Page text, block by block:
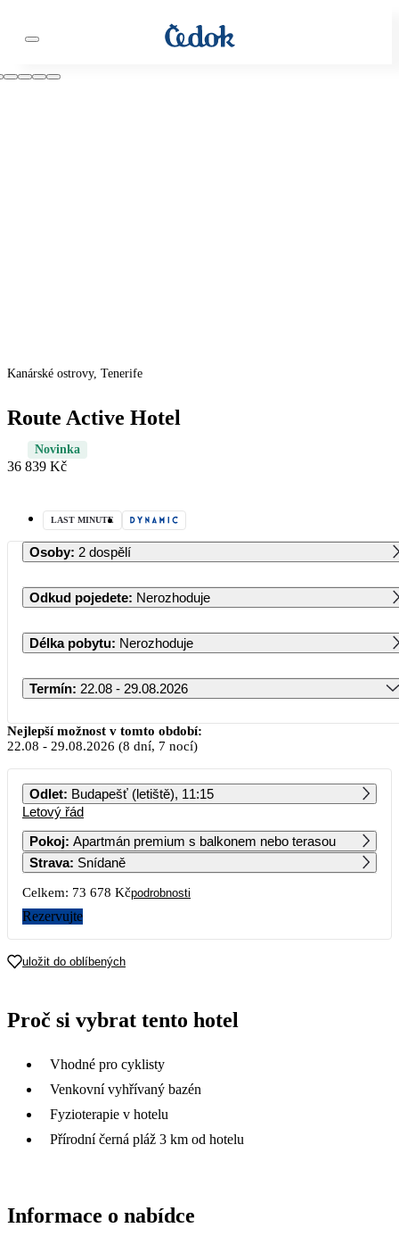
Kanárské ostrovy, Tenerife
Route Active Hotel
Novinka
36 839 Kč
LAST MINUTE
Osoby: 2 dospělí
Odkud pojedete: Nerozhoduje
Délka pobytu: Nerozhoduje
Termín: 22.08 - 29.08.2026
Srpen 2026
PO ÚT ST ČT PÁ SO NE
3 4
10
17 18
21 159 26 779 30 959 21 669
16 369
Nejlepší možnost v tomto období:
22.08 - 29.08.2026 (8 dní, 7 nocí)
Odlet: Budapešť (letiště), 11:15
Letový řád
Pokoj:
Apartmán premium s balkonem nebo terasou
Strava: Snídaně
Celkem: 73 678 Kčpodrobnosti
Rezervujte
uložit do oblíbených
Proč si vybrat tento hotel
Vhodné pro cyklisty
Venkovní vyhřívaný bazén
Fyzioterapie v hotelu
Přírodní černá pláž 3 km od hotelu
Informace o nabídce